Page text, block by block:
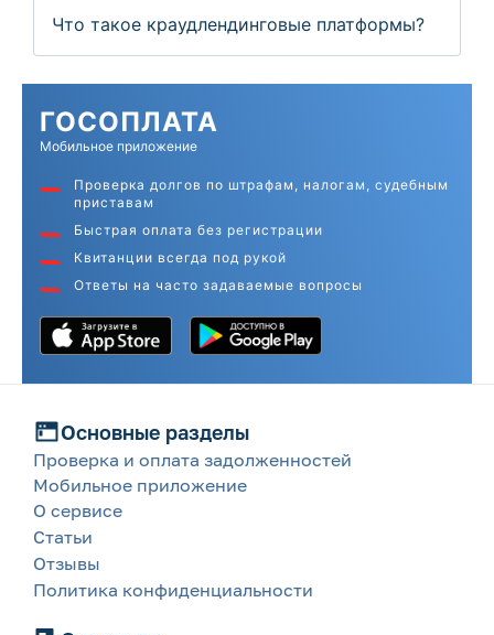
Что такое краудлендинговые платформы?
ГОСОПЛАТА
Мобильное приложение
Проверка долгов по штрафам, налогам, судебным
приставам
Быстрая оплата без регистрации
Квитанции всегда под рукой
Ответы на часто задаваемые вопросы
Основные разделы
Проверка и оплата задолженностей
Мобильное приложение
О сервисе
Статьи
Отзывы
Политика конфиденциальности